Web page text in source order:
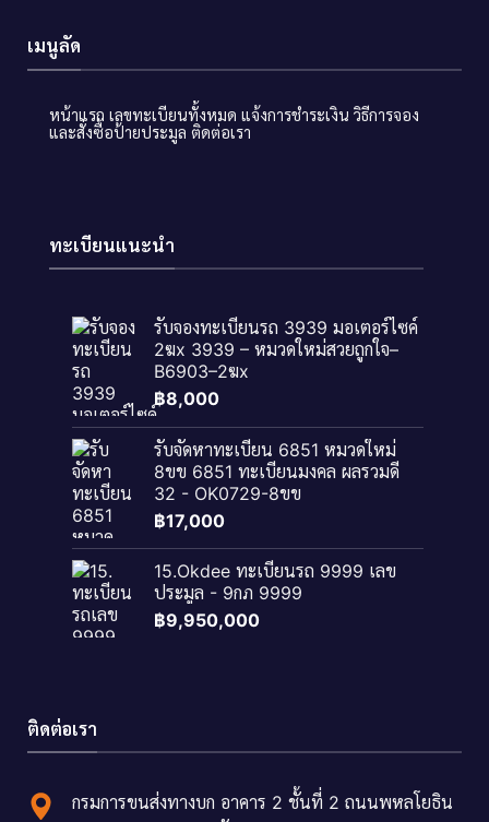
เมนูลัด
หน้าแรก เลขทะเบียนทั้งหมด แจ้งการชำระเงิน วิธีการจอง
และสั่งซื้อป้ายประมูล ติดต่อเรา
ทะเบียนแนะนำ
รับจองทะเบียนรถ 3939 มอเตอร์ไซค์
2ฆx 3939 – หมวดใหม่สวยถูกใจ–
B6903–2ฆx
฿8,000
รับจัดหาทะเบียน 6851 หมวดใหม่
8ขข 6851 ทะเบียนมงคล ผลรวมดี
32 - OK0729-8ขข
฿17,000
15.Okdee ทะเบียนรถ 9999 เลข
ประมูล - 9กภ 9999
฿9,950,000
ติดต่อเรา
กรมการขนส่งทางบก อาคาร 2 ชั้นที่ 2 ถนนพหลโยธิน